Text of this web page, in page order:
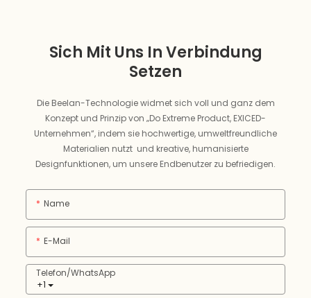
Sich Mit Uns In Verbindung
Setzen
Die Beelan-Technologie widmet sich voll und ganz dem
Konzept und Prinzip von „Do Extreme Product, EXICED-
Unternehmen“, indem sie hochwertige, umweltfreundliche
Materialien nutzt und kreative, humanisierte
Designfunktionen, um unsere Endbenutzer zu befriedigen.
Name
E-Mail
+1
Telefon/WhatsApp